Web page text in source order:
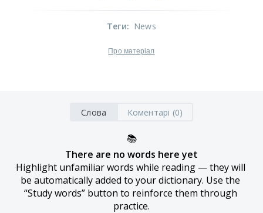
Теги: News
Про матеріал
Слова Коментарі (0)
📚
There are no words here yet
Highlight unfamiliar words while reading — they will
be automatically added to your dictionary. Use the
“Study words” button to reinforce them through
practice.